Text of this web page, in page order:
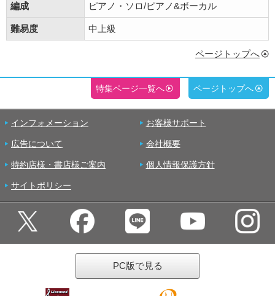
編成 ピアノ・ソロ/ピアノ&ボーカル
難易度 中上級
ページトップへ
特集ページ一覧へ ページトップへ
インフォメーション お客様サポート
広告について 会社概要
特約店様・書店様ご案内 個人情報保護方針
サイトポリシー
PC版で見る